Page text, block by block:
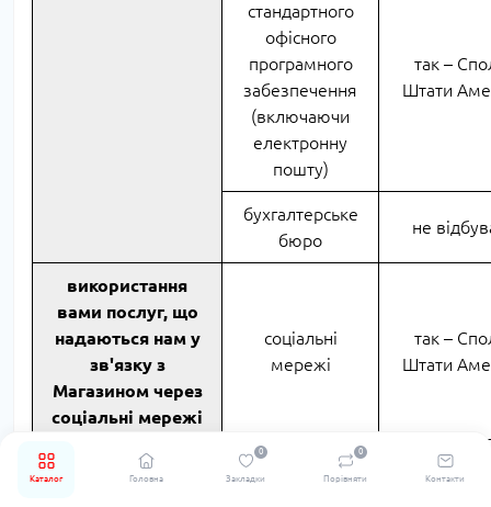
Каталог Головна Закладки
0
Порівняти
0
Контакти
стандартного
офісного
програмного
забезпечення
(включаючи
електронну
пошту)
так –
Штати
бухгалтерське
бюро
не
використання
вами послуг, що
надаються нам у
зв'язку з
Магазином через
соціальні мережі
соціальні
мережі
так –
Штати
постачальник
стандартного